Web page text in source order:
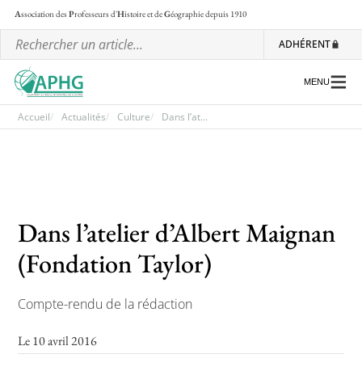
Association desProfesseurs d'Histoire et deGéographiedepuis 1910
ADHÉRENT
Les ateliers nationaux
Communiqués et motions
MENU
Accueil Actualités Culture Dans l’at...
Dans l’atelier d’Albert Maignan
(Fondation Taylor)
Compte-rendu de la rédaction
Le 10 avril 2016